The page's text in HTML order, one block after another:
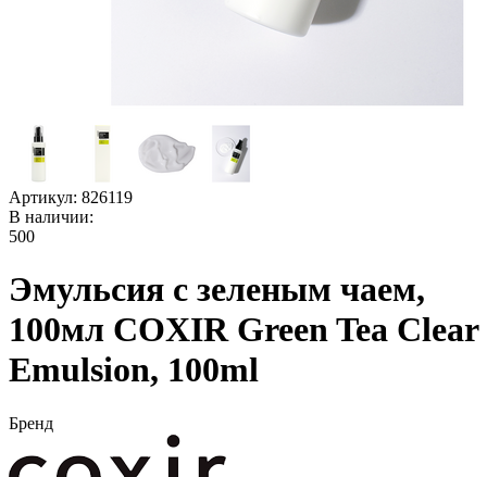
Артикул: 826119
В наличии:
500
Эмульсия с зеленым чаем,
100мл COXIR Green Tea Clear
Emulsion, 100ml
Бренд